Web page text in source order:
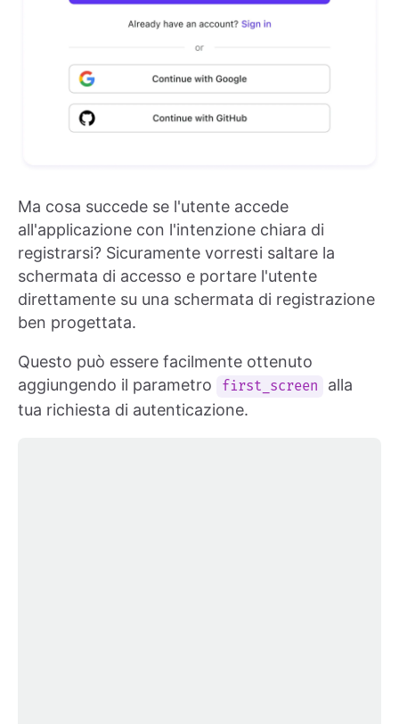
Ma cosa succede se l'utente accede
all'applicazione con l'intenzione chiara di
registrarsi? Sicuramente vorresti saltare la
schermata di accesso e portare l'utente
direttamente su una schermata di registrazione
ben progettata.
Questo può essere facilmente ottenuto
aggiungendo il parametro
first_screen
alla
tua richiesta di autenticazione.